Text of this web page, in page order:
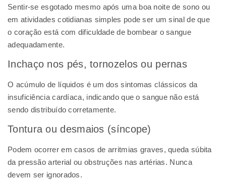
Sentir-se esgotado mesmo após uma boa noite de sono ou
em atividades cotidianas simples pode ser um sinal de que
o coração está com dificuldade de bombear o sangue
adequadamente.
Inchaço nos pés, tornozelos ou pernas
O acúmulo de líquidos é um dos sintomas clássicos da
insuficiência cardíaca, indicando que o sangue não está
sendo distribuído corretamente.
Tontura ou desmaios (síncope)
Podem ocorrer em casos de arritmias graves, queda súbita
da pressão arterial ou obstruções nas artérias. Nunca
devem ser ignorados.